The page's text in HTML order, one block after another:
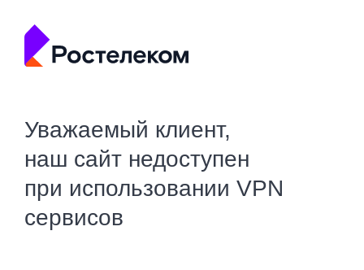
Уважаемый клиент,
наш сайт недоступен
при использовании VPN
сервисов